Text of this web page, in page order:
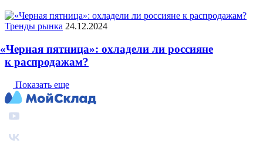
Тренды рынка 24.12.2024
«Черная пятница»: охладели ли россияне
к распродажам?
Показать еще